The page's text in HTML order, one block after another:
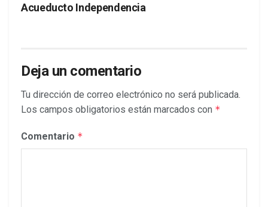
Acueducto Independencia
Deja un comentario
Tu dirección de correo electrónico no será publicada.
Los campos obligatorios están marcados con *
Comentario *